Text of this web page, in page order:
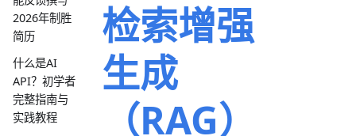
2026年制胜
简历
什么是AI
API？初学者
完整指南与
实践教程
检索增强
生成
（RAG）